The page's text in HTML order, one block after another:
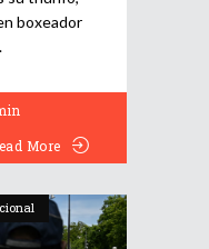
boxeador
More